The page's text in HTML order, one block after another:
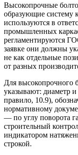
Высокопрочные
образующие систему
используются в
промышленных
регламентируются
заявке они должны
не как отдельные
от разных
Для высокопрочного
указывают: диаметр
правило, 10.9),
нормативному
— по углу поворота
строительный
индикатором
строкой.